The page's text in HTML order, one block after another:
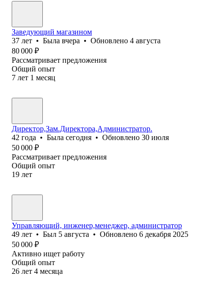
Заведующий магазином
37 лет • Была вчера • Обновлено 4 августа
80 000 ₽
Рассматривает предложения
Общий опыт
7 лет 1 месяц
Директор,Зам.Директора,Администратор.
42 года • Была сегодня • Обновлено 30 июля
50 000 ₽
Рассматривает предложения
Общий опыт
19 лет
Управляющий, инженер,менеджер, администратор
49 лет • Был 5 августа • Обновлено 6 декабря 2025
50 000 ₽
Активно ищет работу
Общий опыт
26 лет 4 месяца